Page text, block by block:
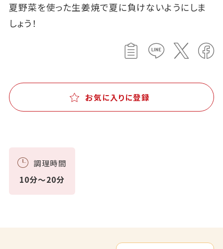
夏野菜を使った生姜焼で夏に負けないようにしま
しょう！
お気に入りに登録
調理時間
10分～20分